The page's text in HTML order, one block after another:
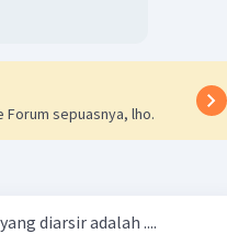
Forum sepuasnya, lho.
diarsir adalah ....